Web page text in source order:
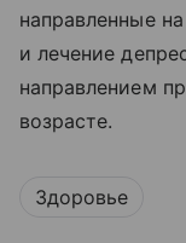
направленные
и лечение
направлением
возрасте.
Здоровье